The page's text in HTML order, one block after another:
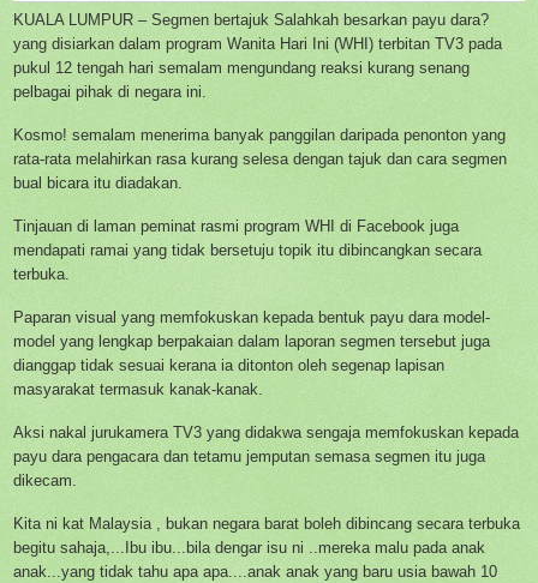
KUALA LUMPUR – Segmen bertajuk Salahkah besarkan payu dara?
yang disiarkan dalam program Wanita Hari Ini (WHI) terbitan TV3 pada
pukul 12 tengah hari semalam mengundang reaksi kurang senang
pelbagai pihak di negara ini.
Kosmo! semalam menerima banyak panggilan daripada penonton yang
rata-rata melahirkan rasa kurang selesa dengan tajuk dan cara segmen
bual bicara itu diadakan.
Tinjauan di laman peminat rasmi program WHI di Facebook juga
mendapati ramai yang tidak bersetuju topik itu dibincangkan secara
terbuka.
Paparan visual yang memfokuskan kepada bentuk payu dara model-
model yang lengkap berpakaian dalam laporan segmen tersebut juga
dianggap tidak sesuai kerana ia ditonton oleh segenap lapisan
masyarakat termasuk kanak-kanak.
Aksi nakal jurukamera TV3 yang didakwa sengaja memfokuskan kepada
payu dara pengacara dan tetamu jemputan semasa segmen itu juga
dikecam.
Kita ni kat Malaysia , bukan negara barat boleh dibincang secara terbuka
begitu sahaja,...Ibu ibu...bila dengar isu ni ..mereka malu pada anak
anak...yang tidak tahu apa apa....anak anak yang baru usia bawah 10